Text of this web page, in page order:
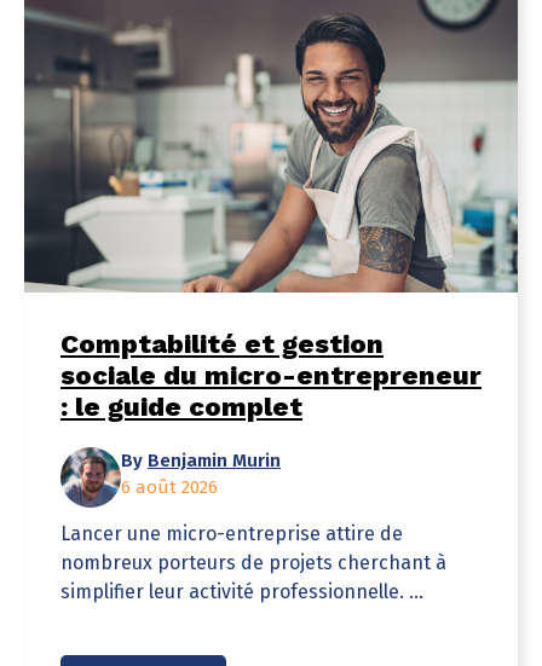
Comptabilité et gestion
sociale du micro-entrepreneur
: le guide complet
By Benjamin Murin
6 août 2026
Lancer une micro-entreprise attire de
nombreux porteurs de projets cherchant à
simplifier leur activité professionnelle. ...